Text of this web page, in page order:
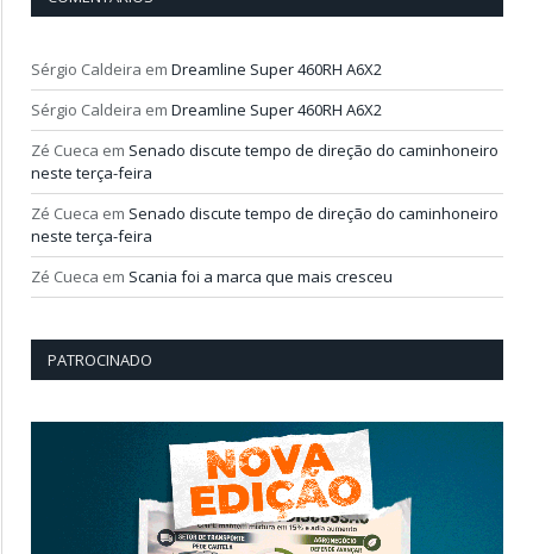
Sérgio Caldeira em Dreamline Super 460RH A6X2
Sérgio Caldeira em Dreamline Super 460RH A6X2
Zé Cueca em Senado discute tempo de direção do caminhoneiro
neste terça-feira
Zé Cueca em Senado discute tempo de direção do caminhoneiro
neste terça-feira
Zé Cueca em Scania foi a marca que mais cresceu
PATROCINADO